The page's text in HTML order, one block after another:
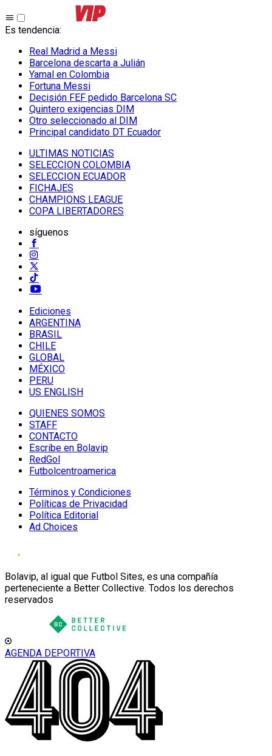
Es tendencia:
Real Madrid a Messi
Barcelona descarta a Julián
Yamal en Colombia
Fortuna Messi
Decisión FEF pedido Barcelona SC
Quintero exigencias DIM
Otro seleccionado al DIM
Principal candidato DT Ecuador
ULTIMAS NOTICIAS
SELECCION COLOMBIA
SELECCION ECUADOR
FICHAJES
CHAMPIONS LEAGUE
COPA LIBERTADORES
síguenos
Ediciones
ARGENTINA
BRASIL
CHILE
GLOBAL
MÉXICO
PERU
US ENGLISH
QUIENES SOMOS
STAFF
CONTACTO
Escribe en Bolavip
RedGol
Futbolcentroamerica
Términos y Condiciones
Políticas de Privacidad
Política Editorial
Ad Choices
Bolavip, al igual que Futbol Sites, es una compañía
perteneciente a Better Collective. Todos los derechos
reservados
AGENDA DEPORTIVA